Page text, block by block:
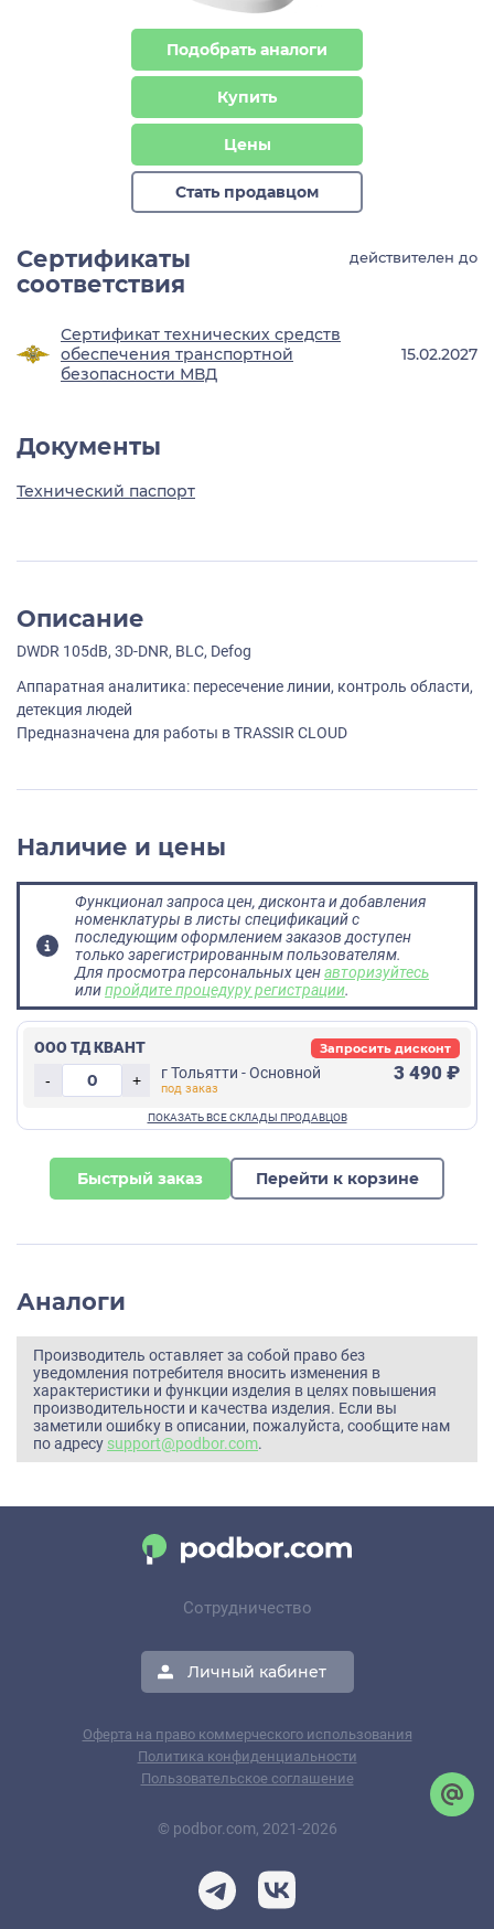
Подобрать аналоги
Купить
Цены
Стать продавцом
Сертификаты
соответствия
действителен до
Сертификат технических средств
обеспечения транспортной
безопасности МВД
15.02.2027
Документы
Технический паспорт
Описание
DWDR 105dB, 3D-DNR, BLC, Defog
Аппаратная аналитика: пересечение линии, контроль области,
детекция людей
Предназначена для работы в TRASSIR CLOUD
Наличие и цены
Функционал запроса цен, дисконта и добавления
номенклатуры в листы спецификаций с
последующим оформлением заказов доступен
только зарегистрированным пользователям.
Для просмотра персональных ценавторизуйтесь
илипройдите процедуру регистрации.
ООО ТД КВАНТ
-
+ г Тольятти - Основной 3 490 ₽
Запросить дисконт
Быстрый заказ Перейти к корзине
Аналоги
Производитель оставляет за собой право без
уведомления потребителя вносить изменения в
характеристики и функции изделия в целях повышения
производительности и качества изделия. Если вы
заметили ошибку в описании, пожалуйста, сообщите нам
по адресу support@podbor.com.
Сотрудничество
Личный кабинет
Оферта на право коммерческого использования
Политика конфиденциальности
Пользовательское соглашение
© podbor.com, 2021-2026